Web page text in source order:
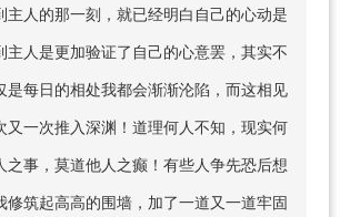
主人的那一刻，就已经明白自己的心动是
主人是更加验证了自己的心意罢，其实不
是每日的相处我都会渐渐沦陷，而这相见
又一次推入深渊！道理何人不知，现实何
之事，莫道他人之癫！有些人争先恐后想
修筑起高高的围墙，加了一道又一道牢固